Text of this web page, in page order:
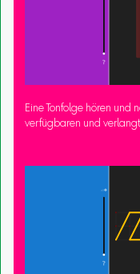
Eine Tonfolge hören und
verfügbaren und